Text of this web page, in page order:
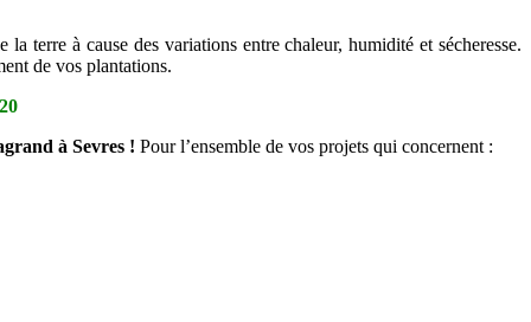
terre à cause des variations entre chaleur, humidité et sécheresse.
de vos plantations.
à Sevres ! Pour l’ensemble de vos projets qui concernent :